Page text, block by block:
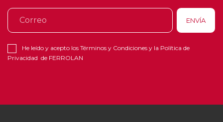
He leído y acepto los Términos y Condiciones y la Política de
Privacidad de FERROLAN